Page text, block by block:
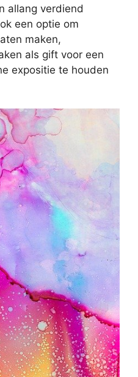
allang verdiend
een optie om
maken,
als gift voor een
expositie te houden